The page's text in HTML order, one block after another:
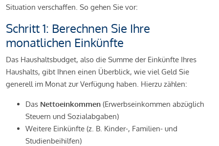
Situation verschaffen. So gehen Sie vor:
Schritt 1: Berechnen Sie Ihre
monatlichen Einkünfte
Das Haushaltsbudget, also die Summe der Einkünfte Ihres
Haushalts, gibt Ihnen einen Überblick, wie viel Geld Sie
generell im Monat zur Verfügung haben. Hierzu zählen:
Das Nettoeinkommen (Erwerbseinkommen abzüglich
Steuern und Sozialabgaben)
Weitere Einkünfte (z. B. Kinder-, Familien- und
Studienbeihilfen)